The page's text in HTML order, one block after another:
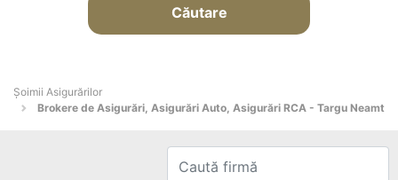
Căutare
Șoimii Asigurărilor
Brokere de Asigurări, Asigurări Auto, Asigurări RCA - Targu Neamt